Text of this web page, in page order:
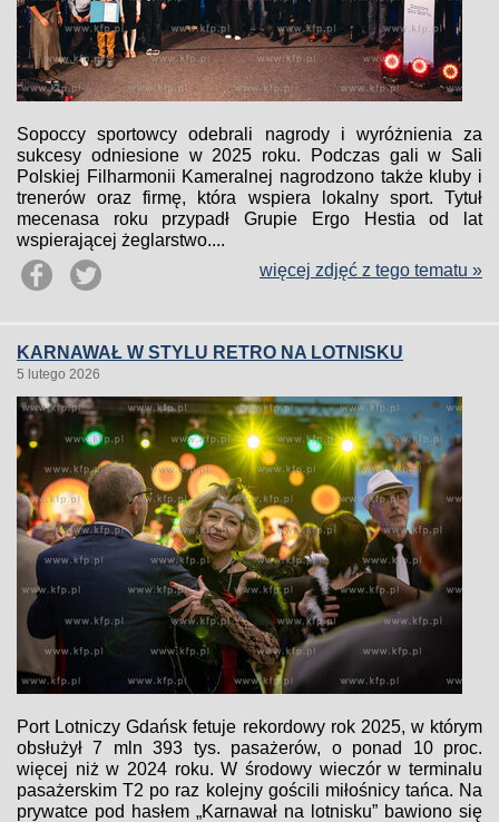
Sopoccy sportowcy odebrali nagrody i wyróżnienia za
sukcesy odniesione w 2025 roku. Podczas gali w Sali
Polskiej Filharmonii Kameralnej nagrodzono także kluby i
trenerów oraz firmę, która wspiera lokalny sport. Tytuł
mecenasa roku przypadł Grupie Ergo Hestia od lat
wspierającej żeglarstwo....
więcej zdjęć z tego tematu »
KARNAWAŁ W STYLU RETRO NA LOTNISKU
5 lutego 2026
Port Lotniczy Gdańsk fetuje rekordowy rok 2025, w którym
obsłużył 7 mln 393 tys. pasażerów, o ponad 10 proc.
więcej niż w 2024 roku. W środowy wieczór w terminalu
pasażerskim T2 po raz kolejny gościli miłośnicy tańca. Na
prywatce pod hasłem „Karnawał na lotnisku” bawiono się